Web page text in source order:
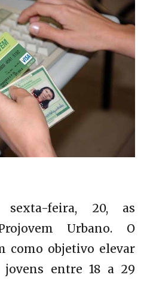
sexta-feira, 20, as
Urbano. O
como objetivo elevar
jovens entre 18 a 29